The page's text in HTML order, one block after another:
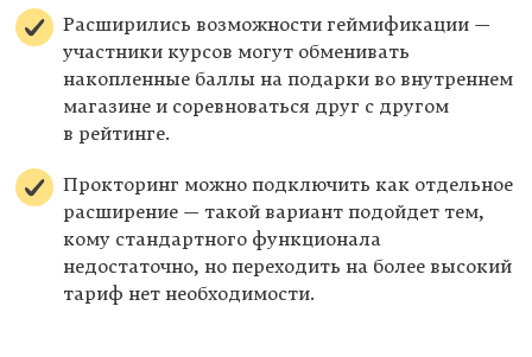
Расширились возможности геймификации —
участники курсов могут обменивать
накопленные баллы на подарки во внутреннем
магазине и соревноваться друг с другом
в рейтинге.
Прокторинг можно подключить как отдельное
расширение — такой вариант подойдет тем,
кому стандартного функционала
недостаточно, но переходить на более высокий
тариф нет необходимости.